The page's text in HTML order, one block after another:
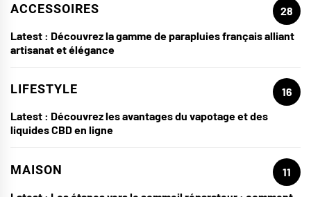
ACCESSOIRES
28
Latest : Découvrez la gamme de parapluies français alliant
artisanat et élégance
LIFESTYLE
16
Latest : Découvrez les avantages du vapotage et des
liquides CBD en ligne
MAISON
11